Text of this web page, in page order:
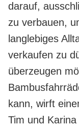
darauf,
zu verbauen,
langlebiges
verkaufen zu
überzeugen
kann, wirft
Tim und